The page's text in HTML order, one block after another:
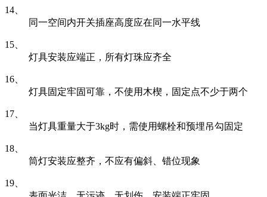
14、
同一空间内开关插座高度应在同一水平线
15、
灯具安装应端正，所有灯珠应齐全
16、
灯具固定牢固可靠，不使用木楔，固定点不少于两个
17、
当灯具重量大于3kg时，需使用螺栓和预埋吊勾固定
18、
筒灯安装应整齐，不应有偏斜、错位现象
19、